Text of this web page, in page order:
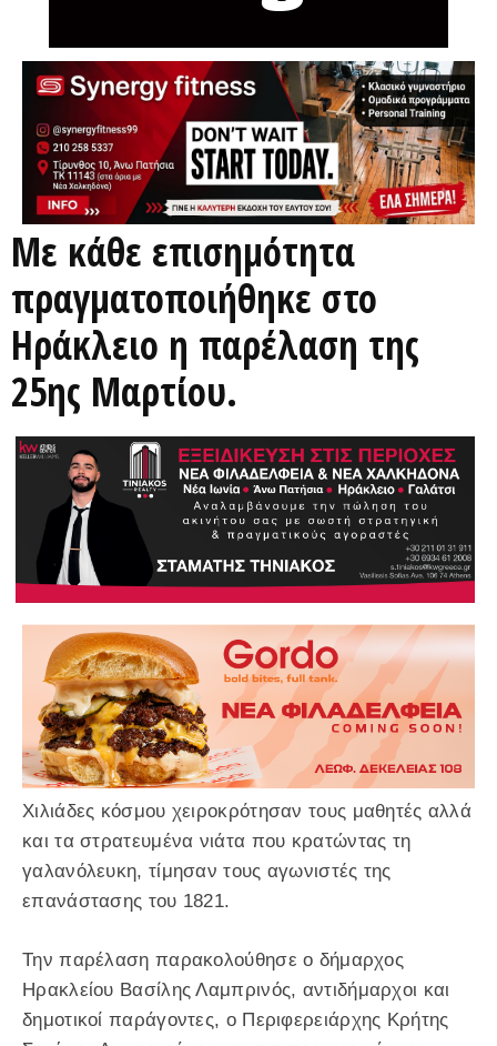
Με κάθε επισημότητα
πραγματοποιήθηκε στο
Ηράκλειο η παρέλαση της
25ης Μαρτίου.
Χιλιάδες κόσμου χειροκρότησαν τους μαθητές αλλά
και τα στρατευμένα νιάτα που κρατώντας τη
γαλανόλευκη, τίμησαν τους αγωνιστές της
επανάστασης του 1821.
Την παρέλαση παρακολούθησε ο δήμαρχος
Ηρακλείου Βασίλης Λαμπρινός, αντιδήμαρχοι και
δημοτικοί παράγοντες, ο Περιφερειάρχης Κρήτης